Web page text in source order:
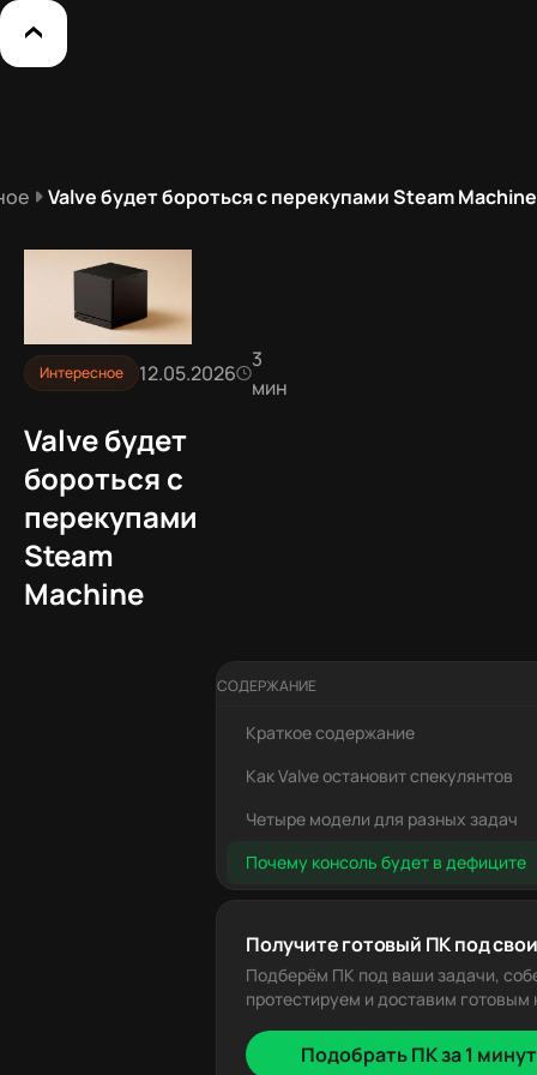
Valve будет бороться с перекупами Steam Machine
Интересное 12.05.2026
3
мин
Valve будет
бороться с
перекупами
Steam
Machine
СОДЕРЖАНИЕ
Краткое содержание
Как Valve остановит спекулянтов
Четыре модели для разных задач
Почему консоль будет в дефиците
Получите готовый ПК под
Подберём ПК под ваши задачи,
протестируем и доставим готовым
Подобрать ПК за 1